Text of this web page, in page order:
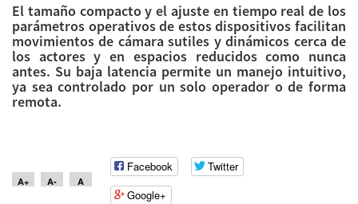
El tamaño compacto y el ajuste en tiempo real de los
parámetros operativos de estos dispositivos facilitan
movimientos de cámara sutiles y dinámicos cerca de
los actores y en espacios reducidos como nunca
antes. Su baja latencia permite un manejo intuitivo,
ya sea controlado por un solo operador o de forma
remota.
A+ A- A
Facebook
Twitter
Google+